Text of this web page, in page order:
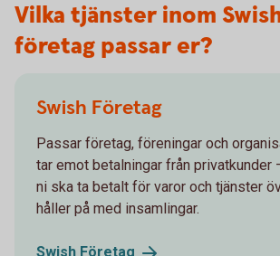
Vilka tjänster inom
företag passar er?
Swish Företag
Passar företag, föreningar och
tar emot betalningar från privatkunder
ni ska ta betalt för varor och tjänster
håller på med insamlingar.
Swish Företag